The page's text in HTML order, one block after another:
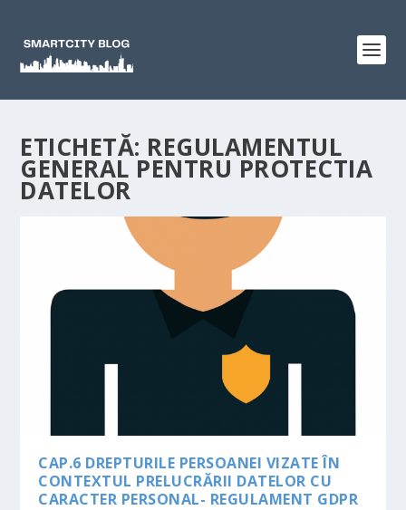
ETICHETĂ: REGULAMENTUL
GENERAL PENTRU PROTECTIA
DATELOR
CAP.6 DREPTURILE PERSOANEI VIZATE ÎN
CONTEXTUL PRELUCRĂRII DATELOR CU
CARACTER PERSONAL- REGULAMENT GDPR